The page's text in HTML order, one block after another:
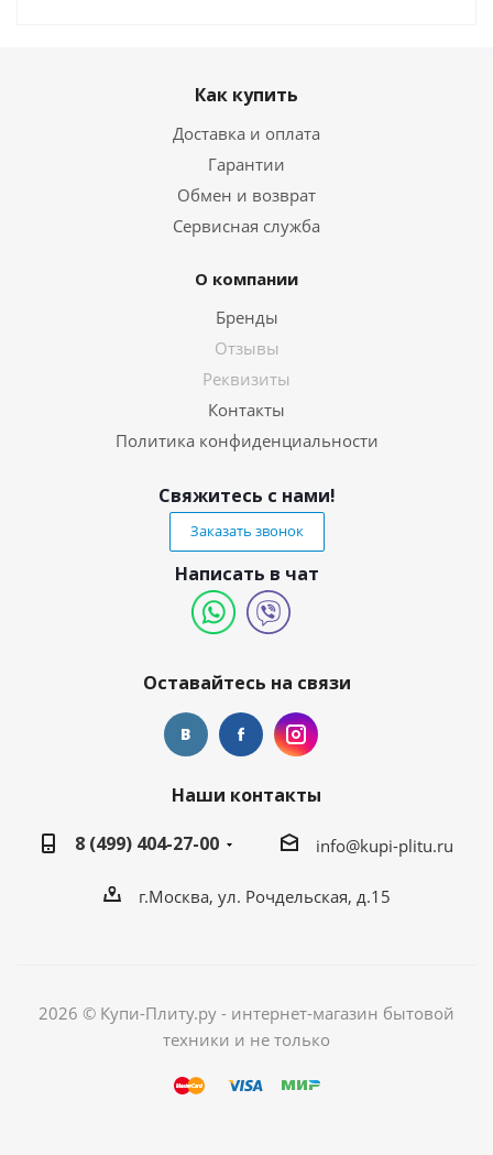
Как купить
Доставка и оплата
Гарантии
Обмен и возврат
Сервисная служба
О компании
Бренды
Отзывы
Реквизиты
Контакты
Политика конфиденциальности
Свяжитесь с нами!
Заказать звонок
Написать в чат
Оставайтесь на связи
Наши контакты
8 (499) 404-27-00
info@kupi-plitu.ru
г.Москва, ул. Рочдельская, д.15
2026 © Купи-Плиту.ру - интернет-магазин бытовой
техники и не только